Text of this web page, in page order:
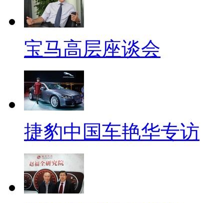
宝马高层座谈会
捷豹中国车艳华专访